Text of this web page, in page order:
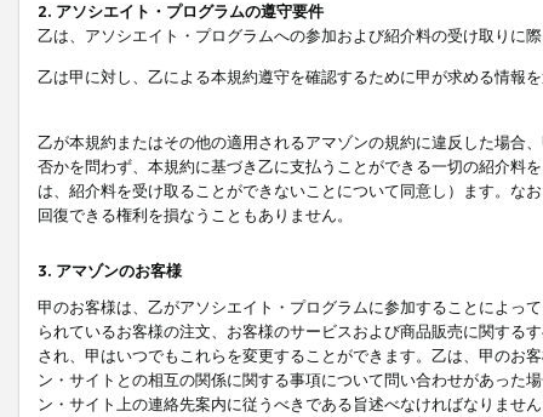
2. アソシエイト・プログラムの遵守要件
乙は、アソシエイト・プログラムへの参加および紹介料の受け取りに
乙は甲に対し、乙による本規約遵守を確認するために甲が求める情報
乙が本規約またはその他の適用されるアマゾンの規約に違反した場合
否かを問わず、本規約に基づき乙に支払うことができる一切の紹介料
は、紹介料を受け取ることができないことについて同意し）ます。な
回復できる権利を損なうこともありません。
3. アマゾンのお客様
甲のお客様は、乙がアソシエイト・プログラムに参加することによっ
られているお客様の注文、お客様のサービスおよび商品販売に関する
され、甲はいつでもこれらを変更することができます。乙は、甲のお
ン・サイトとの相互の関係に関する事項について問い合わせがあった
ン・サイト上の連絡先案内に従うべきである旨述べなければなりませ